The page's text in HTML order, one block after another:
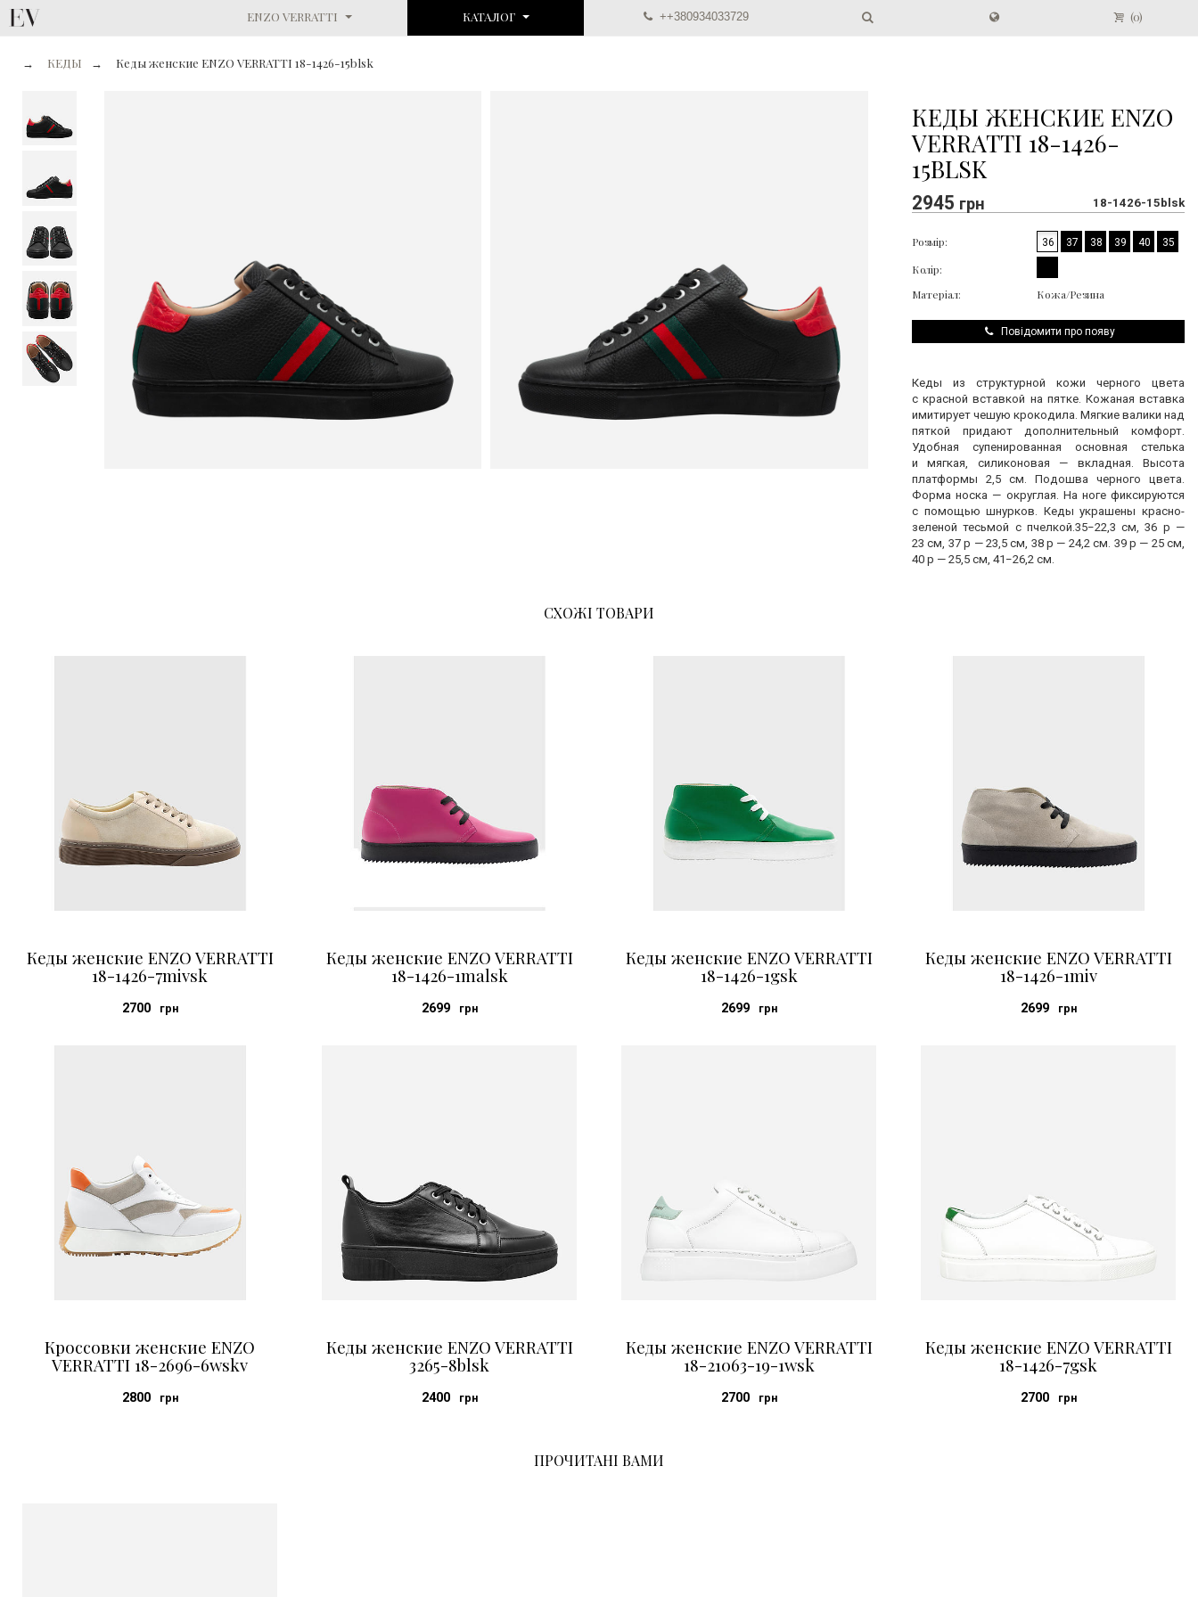
ENZO VERRATTI КАТАЛОГ ++380934033729 (0)
→ КЕДЫ → Кеды женские ENZO VERRATTI 18-1426-15blsk
КЕДЫ ЖЕНСКИЕ ENZO
VERRATTI 18-1426-
15BLSK
2945 грн 18-1426-15blsk
Розмір: 36 37 38 39 40 35
Колір:
Матеріал:
Кожа/Резина
Повідомити про появу
Кеды из структурной кожи черного цвета
с красной вставкой на пятке. Кожаная вставка
имитирует чешую крокодила. Мягкие валики над
пяткой придают дополнительный комфорт.
Удобная супенированная основная стелька
и мягкая, силиконовая — вкладная. Высота
платформы 2,5 см. Подошва черного цвета.
Форма носка — округлая. На ноге фиксируются
с помощью шнурков. Кеды украшены красно-
зеленой тесьмой с пчелкой.35−22,3 см, 36 р —
23 см, 37 р — 23,5 см, 38 р — 24,2 см. 39 р — 25 см,
40 р — 25,5 см, 41−26,2 см.
СХОЖІ ТОВАРИ
Кеды женские ENZO VERRATTI
18-1426-7mivsk
2700 грн
Кеды женские ENZO VERRATTI
18-1426-1malsk
2699 грн
Кеды женские ENZO VERRATTI
18-1426-1gsk
2699 грн
Кеды женские ENZO VERRATTI
18-1426-1miv
2699 грн
Кроссовки женские ENZO
VERRATTI 18-2696-6wskv
2800 грн
Кеды женские ENZO VERRATTI
3265-8blsk
2400 грн
Кеды женские ENZO VERRATTI
18-21063-19-1wsk
2700 грн
Кеды женские ENZO VERRATTI
18-1426-7gsk
2700 грн
ПРОЧИТАНІ ВАМИ